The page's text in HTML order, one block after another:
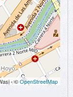
- ©OpenStreetMap